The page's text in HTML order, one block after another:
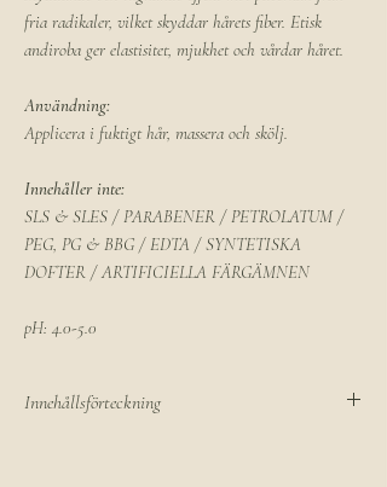
fria radikaler, vilket skyddar hårets fiber. Etisk
andiroba ger elastisitet, mjukhet och vårdar håret.
Användning:
Applicera i fuktigt hår, massera och skölj.
Innehåller inte:
SLS & SLES / PARABENER / PETROLATUM /
PEG, PG & BBG / EDTA / SYNTETISKA
DOFTER / ARTIFICIELLA FÄRGÄMNEN
pH: 4.0-5.0
Innehållsförteckning